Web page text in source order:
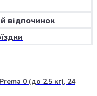
відпочинок
0 (до 2.5 кг), 24